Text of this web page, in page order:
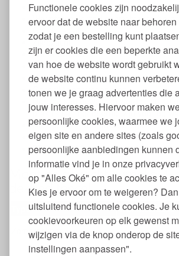
Functionele cookies zijn
ervoor dat de website naar
zodat je een bestelling kunt
zijn er cookies die een beperkte
van hoe de website wordt gebruikt
de website continu kunnen
tonen we je graag advertenties die
jouw interesses. Hiervoor maken
persoonlijke cookies, waarmee we
eigen site en andere sites (zoals
persoonlijke aanbiedingen kunnen
informatie vind je in onze
op "Alles Oké" om alle cookies te
Kies je ervoor om te weigeren?
uitsluitend functionele cookies. Je
cookievoorkeuren op elk gewenst
wijzigen via de knop onderop de
instellingen aanpassen".
Voorzien van touwtjes om dekbedden
Warmteregulerend en
Goede isolatie
Zijdezacht
Anti-allergeen
Extra lang voor meer comfort
Vier seizoenen dekbed
Geschikt voor veganisten
Dekbed kan gewassen worden op 40
praktijk kan het te groot zijn voor de
Niet geschikt voor in de droger
GOTS gecertificeerd
PEFC en FSC gecertificeerd hout
Maat en gewicht Yumeko 4-
dekbed tencel
Type Warmteklasse
Zomerdekbed
4